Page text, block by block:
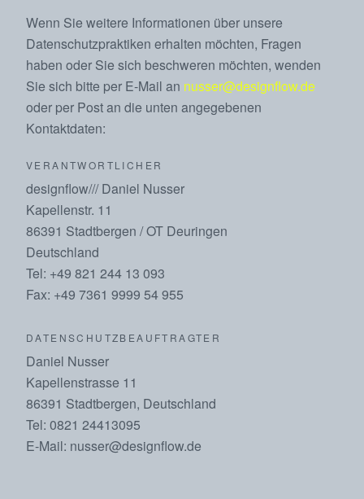
Wenn Sie weitere Informationen über unsere
Datenschutzpraktiken erhalten möchten, Fragen
haben oder Sie sich beschweren möchten, wenden
Sie sich bitte per E-Mail an nusser@designflow.de
oder per Post an die unten angegebenen
Kontaktdaten:
VERANTWORTLICHER
designflow/// Daniel Nusser
Kapellenstr. 11
86391 Stadtbergen / OT Deuringen
Deutschland
Tel: +49 821 244 13 093
Fax: +49 7361 9999 54 955
DATENSCHUTZBEAUFTRAGTER
Daniel Nusser
Kapellenstrasse 11
86391 Stadtbergen, Deutschland
Tel: 0821 24413095
E-Mail: nusser@designflow.de